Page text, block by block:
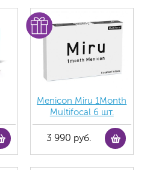
Menicon Miru 1Month
Multifocal 6 шт.
3 990 руб.